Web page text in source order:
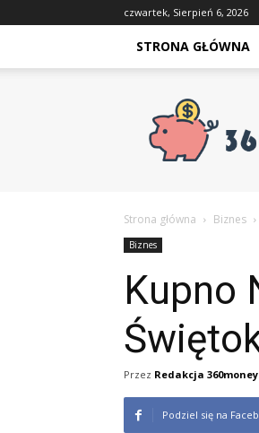
czwartek, Sierpień 6, 2026
STRONA GŁÓWNA
Strona główna Biznes
Biznes
Kupno
Przez Redakcja
Podziel się na